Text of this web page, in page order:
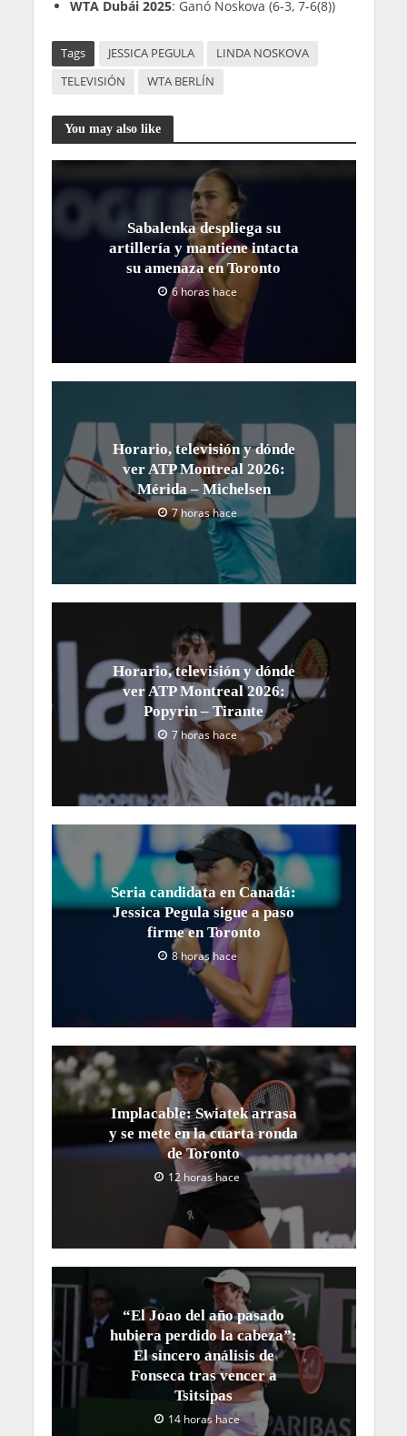
WTA Dubái 2025: Ganó Noskova (6-3, 7-6(8))
Tags JESSICA PEGULA
LINDA NOSKOVA
TELEVISIÓN
WTA BERLÍN
You may also like
Sabalenka despliega su
artillería y mantiene intacta
su amenaza en Toronto
6 horas hace
Horario, televisión y dónde
ver ATP Montreal 2026:
Mérida – Michelsen
7 horas hace
Horario, televisión y dónde
ver ATP Montreal 2026:
Popyrin – Tirante
7 horas hace
Seria candidata en Canadá:
Jessica Pegula sigue a paso
firme en Toronto
8 horas hace
Implacable: Swiatek arrasa
y se mete en la cuarta ronda
de Toronto
12 horas hace
“El Joao del año pasado
hubiera perdido la cabeza”:
El sincero análisis de
Fonseca tras vencer a
Tsitsipas
14 horas hace